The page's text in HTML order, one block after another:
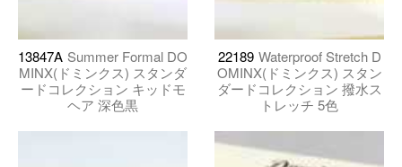
13847A Summer Formal DO
MINX(ドミンクス) スタンダ
ードコレクション キッドモ
ヘア 深色黒
22189 Waterproof Stretch D
OMINX(ドミンクス) スタン
ダードコレクション 撥水ス
トレッチ 5色